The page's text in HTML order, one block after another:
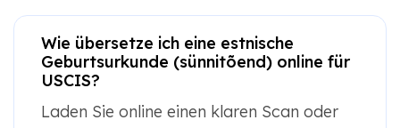
Wie übersetze ich eine estnische
Geburtsurkunde (sünnitõend) online für
USCIS?
Laden Sie online einen klaren Scan oder